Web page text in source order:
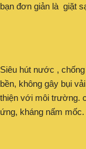
bạn đơn giản là giặt
Siêu hút nước ,
bền, không gây bụi
thiện với môi trường.
ứng, kháng nấm mốc.